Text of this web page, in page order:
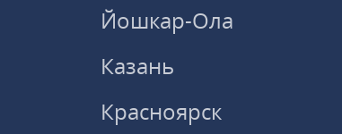
Йошкар-Ола
Казань
Красноярск